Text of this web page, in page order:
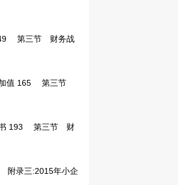
第三节 财务战
值 165 第三节
193 第三节 财
附录三:2015年小企